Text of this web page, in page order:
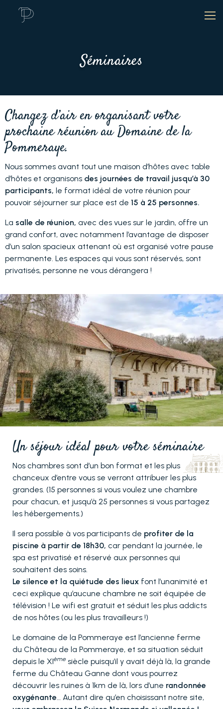
Séminaires
Changez d’air en organisant votre
prochaine réunion au Domaine de la
Pommeraye.
Nous sommes avant tout une maison d’hôtes avec table
d’hôtes et organisons des journées de travail jusqu’à 30
participants, le format idéal de votre réunion pour
pouvoir séjourner sur place est de 15 à 25 personnes.
La salle de réunion, avec des vues sur le jardin, offre un
grand confort, avec notamment l’avantage de disposer
d’un salon spacieux attenant où est organisé votre pause
permanente. Les espaces qui vous sont réservés, sont
privatisés, personne ne vous dérangera !
Un séjour idéal pour votre séminaire
Nos chambres sont d’un bon format et les plus
chanceux d’entre vous se verront attribuer les plus
grandes. (15 personnes si vous voulez une chambre
pour chacun, et jusqu’à 25 personnes si vous partagez
les hébergements.)
Il sera possible à vos participants de profiter de la
piscine à partir de 18h30, car pendant la journée, le
spa est privatisé et réservé aux personnes qui
souhaitent des soins.
Le silence et la quiétude des lieux font l’unanimité et
ceci explique qu’aucune chambre ne soit équipée de
télévision ! Le wifi est gratuit et séduit les plus addicts
de nos hôtes (ou les plus travailleurs !)
Le domaine de la Pommeraye est l’ancienne ferme
du Château de la Pommeraye, et sa situation séduit
depuis le XIème siècle puisqu’il y avait déjà là, la grande
ferme du Château Ganne dont vous pourrez
découvrir les ruines à 1km de là, lors d’une randonnée
oxygénante… Autant dire qu’en choisissant notre site,